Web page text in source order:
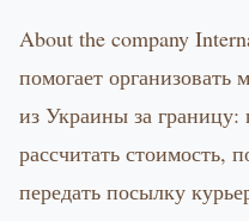
About the company
помогает организовать
из Украины за границу:
рассчитать стоимость,
передать посылку